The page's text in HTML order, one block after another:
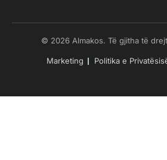
© 2026 Almakos. Të gjitha të
Marketing Politika e